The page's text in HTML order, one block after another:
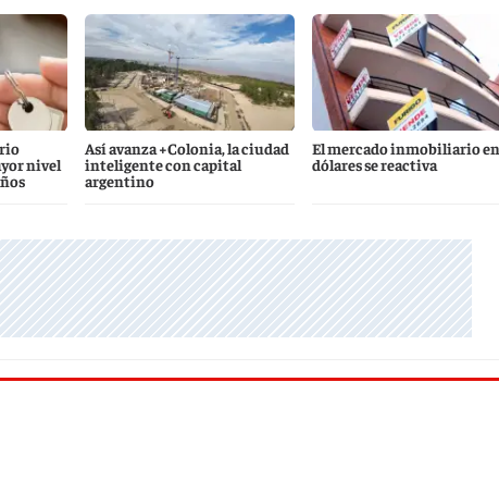
nivel
Así avanza +Colonia, la ciudad
inteligente con capital
argentino
El mercado inmobiliario en
dólares se reactiva